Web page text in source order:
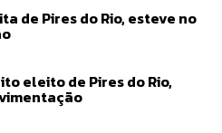
de Pires do Rio, esteve no
eleito de Pires do Rio,